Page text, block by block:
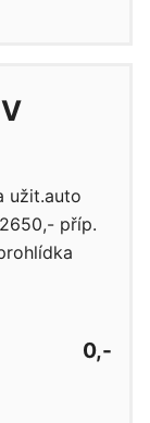
užit.auto
příp.
0,-